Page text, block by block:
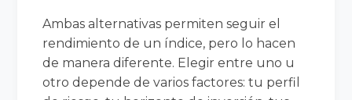
Ambas alternativas permiten seguir el
rendimiento de un índice, pero lo hacen
de manera diferente. Elegir entre uno u
otro depende de varios factores: tu perfil